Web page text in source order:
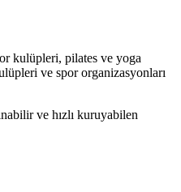
kulüpleri, pilates ve yoga
ve spor organizasyonları
ve hızlı kuruyabilen